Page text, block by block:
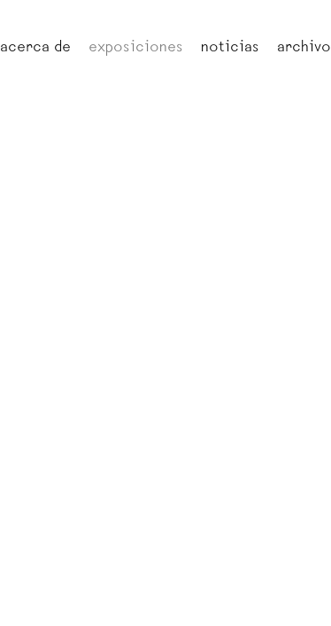
acerca de exposiciones noticias archivo